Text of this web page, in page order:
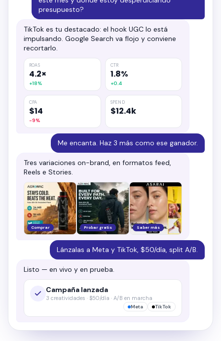
presupuesto?
TikTok es tu destacado: el hook UGC lo está
impulsando. Google Search va flojo y conviene
recortarlo.
ROAS
4.2×
+18%
CTR
1.8%
+0.4
CPA
$14
−9%
SPEND
$12.4k
Me encanta. Haz 3 más como ese ganador.
Tres variaciones on-brand, en formatos feed,
Reels e Stories.
Comprar Probar gratis Saber más
Lánzalas a Meta y TikTok, $50/día, split A/B.
Listo — en vivo y en prueba.
Campaña lanzada
3 creatividades · $50/día · A/B en marcha
Meta TikTok